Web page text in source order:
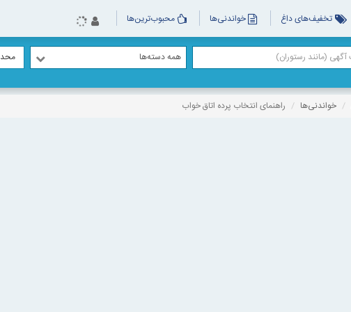
تخفیف‌های داغ خواندنی‌ها محبوب‌ترین‌ها
همه دسته‌ها
خواندنی‌ها راهنمای انتخاب پرده اتاق خواب